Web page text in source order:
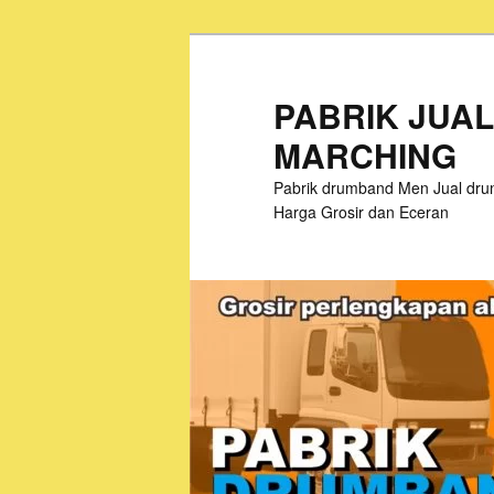
PABRIK
MARCHING
Pabrik drumband Men Jual
Harga Grosir dan Eceran